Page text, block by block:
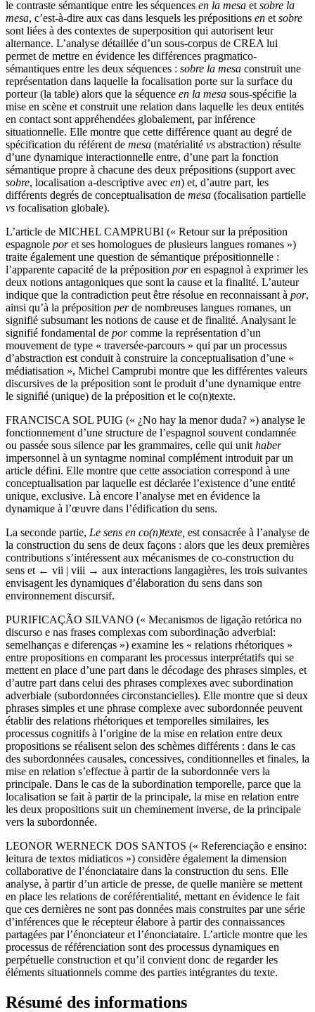
le contraste sémantique entre les séquences en la mesa et sobre la
mesa, c’est-à-dire aux cas dans lesquels les prépositions en et sobre
sont liées à des contextes de superposition qui autorisent leur
alternance. L’analyse détaillée d’un sous-corpus de CREA lui
permet de mettre en évidence les différences pragmatico-
sémantiques entre les deux séquences : sobre la mesa construit une
représentation dans laquelle la focalisation porte sur la surface du
porteur (la table) alors que la séquence en la mesa sous-spécifie la
mise en scène et construit une relation dans laquelle les deux entités
en contact sont appréhendées globalement, par inférence
situationnelle. Elle montre que cette différence quant au degré de
spécification du référent de mesa (matérialité vs abstraction) résulte
d’une dynamique interactionnelle entre, d’une part la fonction
sémantique propre à chacune des deux prépositions (support avec
sobre, localisation a-descriptive avec en) et, d’autre part, les
différents degrés de conceptualisation de mesa (focalisation partielle
vs focalisation globale).
L’article de MICHEL CAMPRUBI (« Retour sur la préposition
espagnole poret ses homologues de plusieurs langues romanes »)
traite également une question de sémantique prépositionnelle :
l’apparente capacité de la préposition poren espagnol à exprimer les
deux notions antagoniques que sont la cause et la finalité. L’auteur
indique que la contradiction peut être résolue en reconnaissant à por,
ainsi qu’à la préposition perde nombreuses langues romanes, un
signifié subsumant les notions de cause et de finalité. Analysant le
signifié fondamental de porcomme la représentation d’un
mouvement de type « traversée-parcours » qui par un processus
d’abstraction est conduit à construire la conceptualisation d’une «
médiatisation », Michel Camprubi montre que les différentes valeurs
discursives de la préposition sont le produit d’une dynamique entre
le signifié (unique) de la préposition et le co(n)texte.
FRANCISCA SOL PUIG (« ¿No hay la menor duda? ») analyse le
fonctionnement d’une structure de l’espagnol souvent condamnée
ou passée sous silence par les grammaires, celle qui unit haber
impersonnel à un syntagme nominal complément introduit par un
article défini. Elle montre que cette association correspond à une
conceptualisation par laquelle est déclarée l’existence d’une entité
unique, exclusive. Là encore l’analyse met en évidence la
dynamique à l’œuvre dans l’édification du sens.
La seconde partie, Le sens en co(n)texte, est consacrée à l’analyse de
la construction du sens de deux façons : alors que les deux premières
contributions s’intéressent aux mécanismes de co-construction du
sens et ← vii | viii → aux interactions langagières, les trois suivantes
envisagent les dynamiques d’élaboration du sens dans son
environnement discursif.
PURIFICAÇÃO SILVANO (« Mecanismos de ligação retórica no
discurso e nas frases complexas com subordinação adverbial:
semelhanças e diferenças ») examine les « relations rhétoriques »
entre propositions en comparant les processus interprétatifs qui se
mettent en place d’une part dans le décodage des phrases simples, et
d’autre part dans celui des phrases complexes avec subordination
adverbiale (subordonnées circonstancielles). Elle montre que si deux
phrases simples et une phrase complexe avec subordonnée peuvent
établir des relations rhétoriques et temporelles similaires, les
processus cognitifs à l’origine de la mise en relation entre deux
propositions se réalisent selon des schèmes différents : dans le cas
des subordonnées causales, concessives, conditionnelles et finales, la
mise en relation s’effectue à partir de la subordonnée vers la
principale. Dans le cas de la subordination temporelle, parce que la
localisation se fait à partir de la principale, la mise en relation entre
les deux propositions suit un cheminement inverse, de la principale
vers la subordonnée.
LEONOR WERNECK DOS SANTOS (« Referenciação e ensino:
leitura de textos midiaticos ») considère également la dimension
collaborative de l’énonciataire dans la construction du sens. Elle
analyse, à partir d’un article de presse, de quelle manière se mettent
en place les relations de coréférentialité, mettant en évidence le fait
que ces dernières ne sont pas données mais construites par une série
d’inférences que le récepteur élabore à partir des connaissances
partagées par l’énonciateur et l’énonciataire. L’article montre que les
processus de référenciation sont des processus dynamiques en
perpétuelle construction et qu’il convient donc de regarder les
éléments situationnels comme des parties intégrantes du texte.
Résumé des informations